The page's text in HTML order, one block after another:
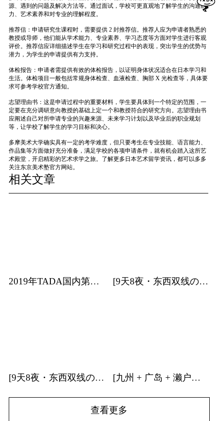
源、遇到的问题及解决方法等。通过面试，学校可更直观地了解学生的沟通能
力、艺术素养和对专业的理解程度。
推荐信：申请研究生课程时，需要提供 2 封推荐信。推荐人应为申请者熟悉的
教授或导师，他们能从学术能力、专业素养、学习态度等方面对学生进行客观
评价。推荐信应详细描述学生在学习和研究过程中的表现，突出学生的优势与
潜力，为学生的申请提供有力支持。
体检报告：申请者需提供有效的体检报告，以证明身体状况适合在日本学习和
生活。体检项目一般包括常规身体检查、血液检查、胸部 X 光检查等，具体要
求可参考学校官方通知。
志望理由书：这是申请过程中的重要材料，学生要具体到一个特定的范围，一
定要在充分调研意向教授的基础上定一个和教授符合的研究方向。志望理由书
应阐述自己对所申请专业的兴趣来源、未来学习计划以及毕业后的职业规划
等，让学校了解学生的学习目标和决心。
多摩美术大学确实具有一定的考学难度，但只要考生在专业技能、语言能力、
作品集等方面做好充分准备，满足学校的各项申请条件，就有机会踏入这所艺
术殿堂，开启精彩的艺术求学之旅。了解更多日本艺术留学资讯，都可以多多
关注东京美术塾官方网站。
相关文章
2019年TADA国内第一站日本艺术专业考学分享会 [9天8夜・东西双线の关东] | 日本建筑・特展・温泉・森林游学招募中！
[9天8夜・东西双线の关西] | 日本建筑・温泉游学招募中！ [九州 + 广岛 + 濑户内海] | 9天8夜温泉游学团招募中！
查看更多